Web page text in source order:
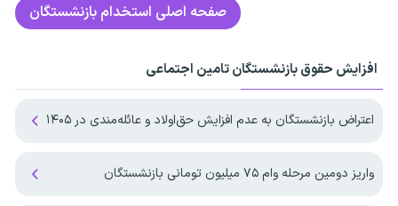
صفحه اصلی استخدام بازنشستگان
افزایش حقوق بازنشستگان تامین اجتماعی
اعتراض بازنشستگان به عدم افزایش حق‌اولاد و عائله‌مندی در ۱۴۰۵
واریز دومین مرحله وام ۷۵ میلیون تومانی بازنشستگان